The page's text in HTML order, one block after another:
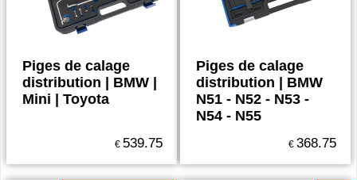
Piges de calage
distribution | BMW |
Mini | Toyota
€ 539.75
Piges de calage
distribution | BMW
N51 - N52 - N53 -
N54 - N55
€ 368.75